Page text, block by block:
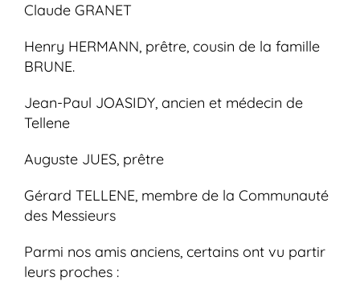
Claude GRANET
Henry HERMANN, prêtre, cousin de la famille
BRUNE.
Jean-Paul JOASIDY, ancien et médecin de
Tellene
Auguste JUES, prêtre
Gérard TELLENE, membre de la Communauté
des Messieurs
Parmi nos amis anciens, certains ont vu partir
leurs proches :